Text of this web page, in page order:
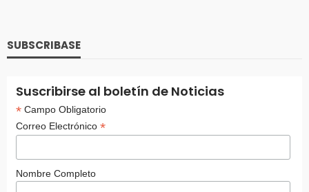
SUBSCRIBASE
Suscribirse al boletín de Noticias
*Campo Obligatorio
Correo Electrónico *
Nombre Completo